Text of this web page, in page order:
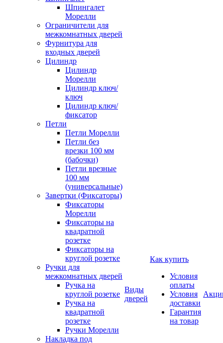
Шпингалет
Морелли
Ограничители для
межкомнатных дверей
Фурнитура для
входных дверей
Цилиндр
Цилиндр
Морелли
Цилиндр ключ/
ключ
Цилиндр ключ/
фиксатор
Петли
Петли Морелли
Петли без
врезки 100 мм
(бабочки)
Петли врезные
100 мм
(универсальные)
Завертки (Фиксаторы)
Фиксаторы
Морелли
Фиксаторы на
квадратной
розетке
Фиксаторы на
круглой розетке
Ручки для
межкомнатных дверей
Ручка на
круглой розетке
Ручка на
квадратной
розетке
Ручки Морелли
Накладка под
Виды
дверей
Как купить
Условия
оплаты
Условия
доставки
Гарантия
на товар